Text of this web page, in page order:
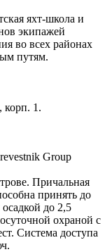
яхт-школа и
экипажей
во всех районах
путям.
корп. 1.
Group
Причальная
принять до
до 2,5
охраной с
Система доступа